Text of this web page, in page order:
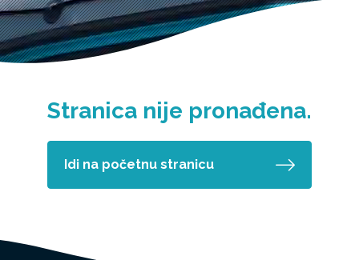
Stranica nije pronađena.
Idi na početnu stranicu